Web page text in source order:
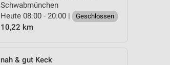
Schwabmünchen
Heute 08:00 - 20:00 |
Geschlossen
10,22 km
nah & gut Keck